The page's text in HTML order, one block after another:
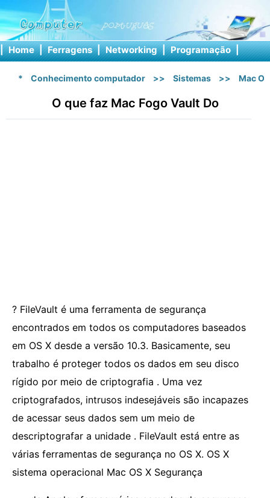
| Home | Ferragens | Networking | Programação |
* Conhecimento computador >> Sistemas >> Mac OS
O que faz Mac Fogo Vault Do
? FileVault é uma ferramenta de segurança
encontrados em todos os computadores baseados
em OS X desde a versão 10.3. Basicamente, seu
trabalho é proteger todos os dados em seu disco
rígido por meio de criptografia . Uma vez
criptografados, intrusos indesejáveis ​​são incapazes
de acessar seus dados sem um meio de
descriptografar a unidade . FileVault está entre as
várias ferramentas de segurança no OS X. OS X
sistema operacional Mac OS X Segurança